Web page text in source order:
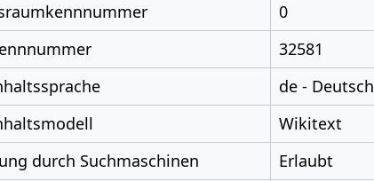
0
32581
de - Deutsch
Wikitext
durch Suchmaschinen
Erlaubt